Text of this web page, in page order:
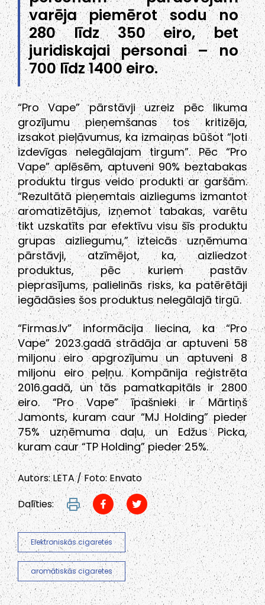
varēja piemērot sodu no
280 līdz 350 eiro, bet
juridiskajai personai – no
700 līdz 1400 eiro.
“Pro Vape” pārstāvji uzreiz pēc likuma
grozījumu pieņemšanas tos kritizēja,
izsakot pieļāvumus, ka izmaiņas būšot “ļoti
izdevīgas nelegālajam tirgum”. Pēc “Pro
Vape” aplēsēm, aptuveni 90% beztabakas
produktu tirgus veido produkti ar garšām.
“Rezultātā pieņemtais aizliegums izmantot
aromatizētājus, izņemot tabakas, varētu
tikt uzskatīts par efektīvu visu šīs produktu
grupas aizliegumu,” izteicās uzņēmuma
pārstāvji, atzīmējot, ka, aizliedzot
produktus, pēc kuriem pastāv
pieprasījums, palielinās risks, ka patērētāji
iegādāsies šos produktus nelegālajā tirgū.
“Firmas.lv” informācija liecina, ka “Pro
Vape” 2023.gadā strādāja ar aptuveni 58
miljonu eiro apgrozījumu un aptuveni 8
miljonu eiro peļņu. Kompānija reģistrēta
2016.gadā, un tās pamatkapitāls ir 2800
eiro. “Pro Vape” īpašnieki ir Mārtiņš
Jamonts, kuram caur “MJ Holding” pieder
75% uzņēmuma daļu, un Edžus Picka,
kuram caur “TP Holding” pieder 25%.
Autors: LETA / Foto: Envato
Dalīties:
Elektroniskās cigaretes
aromātiskās cigaretes